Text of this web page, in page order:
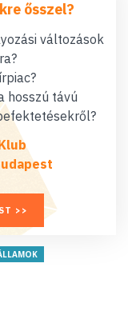
ősszel?
változások
hosszú távú
>>